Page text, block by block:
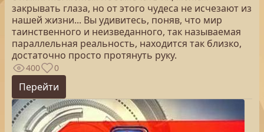
закрывать глаза, но от этого чудеса не исчезают из
нашей жизни... Вы удивитесь, поняв, что мир
таинственного и неизведанного, так называемая
параллельная реальность, находится так близко,
достаточно просто протянуть руку.
400 0
Перейти